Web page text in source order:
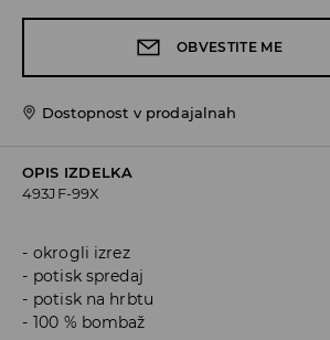
OBVESTITE ME
Dostopnost v prodajalnah
OPIS IZDELKA
493JF-99X
okrogli izrez
potisk spredaj
potisk na hrbtu
100 % bombaž